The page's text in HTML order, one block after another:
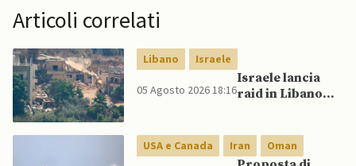
Articoli correlati
Libano Israele
05 Agosto 2026 18:16
Israele lancia
raid in Libano
tregua da parte
di Hezbollah
USA e Canada Iran Oman